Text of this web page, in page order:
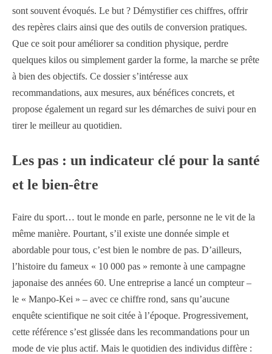
sont souvent évoqués. Le but ? Démystifier ces chiffres, offrir
des repères clairs ainsi que des outils de conversion pratiques.
Que ce soit pour améliorer sa condition physique, perdre
quelques kilos ou simplement garder la forme, la marche se prête
à bien des objectifs. Ce dossier s’intéresse aux
recommandations, aux mesures, aux bénéfices concrets, et
propose également un regard sur les démarches de suivi pour en
tirer le meilleur au quotidien.
Les pas : un indicateur clé pour la santé
et le bien-être
Faire du sport… tout le monde en parle, personne ne le vit de la
même manière. Pourtant, s’il existe une donnée simple et
abordable pour tous, c’est bien le nombre de pas. D’ailleurs,
l’histoire du fameux « 10 000 pas » remonte à une campagne
japonaise des années 60. Une entreprise a lancé un compteur –
le « Manpo-Kei » – avec ce chiffre rond, sans qu’aucune
enquête scientifique ne soit citée à l’époque. Progressivement,
cette référence s’est glissée dans les recommandations pour un
mode de vie plus actif. Mais le quotidien des individus diffère :